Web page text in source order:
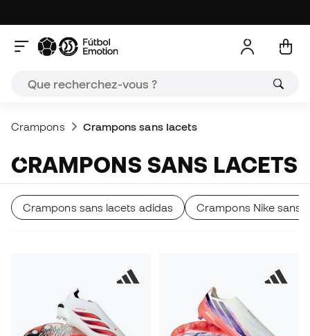
Crampons Crampons sans lacets
CRAMPONS SANS LACETS
Crampons sans lacets adidas Crampons Nike sans